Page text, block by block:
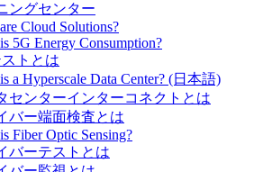
ングセンター
Cloud Solutions?
5G Energy Consumption?
トとは
a Hyperscale Data Center? (日本語)
センターインターコネクトとは
バー端面検査とは
Fiber Optic Sensing?
バーテストとは